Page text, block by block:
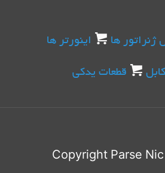
ژنراتور ها اینورتر ها
قطعات یدکی
Parse